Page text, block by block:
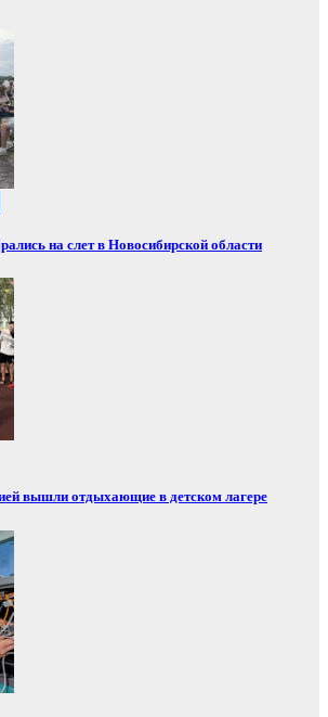
на слет в Новосибирской области
вышли отдыхающие в детском лагере